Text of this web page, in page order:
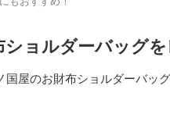
ョルダーバッグ
国屋のお財布ショルダーバッ